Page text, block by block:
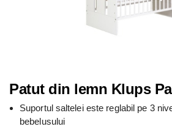
Patut din lemn Klups
Suportul saltelei este reglabil pe 3
bebelusului